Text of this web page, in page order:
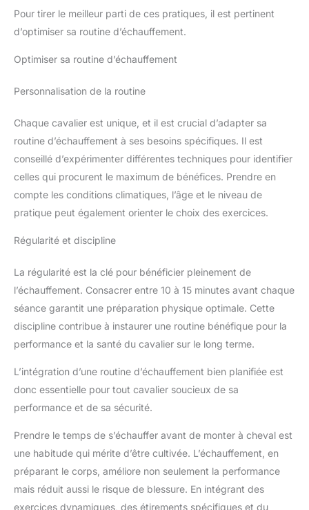
de base. Idéal pour les remplacements de chaises de bureau!
La boîte contient: 1 × balle de yoga,1 × Pompe manuelle,1 ×
Pour tirer le meilleur parti de ces pratiques, il est pertinent
d’optimiser sa routine d’échauffement.
Optimiser sa routine d’échauffement
Personnalisation de la routine
Chaque cavalier est unique, et il est crucial d’adapter sa
routine d’échauffement à ses besoins spécifiques. Il est
conseillé d’expérimenter différentes techniques pour identifier
celles qui procurent le maximum de bénéfices. Prendre en
compte les conditions climatiques, l’âge et le niveau de
pratique peut également orienter le choix des exercices.
Régularité et discipline
La régularité est la clé pour bénéficier pleinement de
l’échauffement. Consacrer entre 10 à 15 minutes avant chaque
séance garantit une préparation physique optimale. Cette
discipline contribue à instaurer une routine bénéfique pour la
performance et la santé du cavalier sur le long terme.
L’intégration d’une routine d’échauffement bien planifiée est
donc essentielle pour tout cavalier soucieux de sa
performance et de sa sécurité.
Prendre le temps de s’échauffer avant de monter à cheval est
une habitude qui mérite d’être cultivée. L’échauffement, en
préparant le corps, améliore non seulement la performance
mais réduit aussi le risque de blessure. En intégrant des
exercices dynamiques, des étirements spécifiques et du